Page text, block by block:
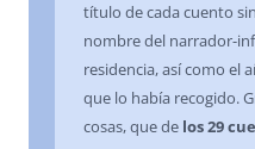
título de cada cuento
nombre del narrador-
residencia, así como el
que lo había recogido.
cosas, que de los 29